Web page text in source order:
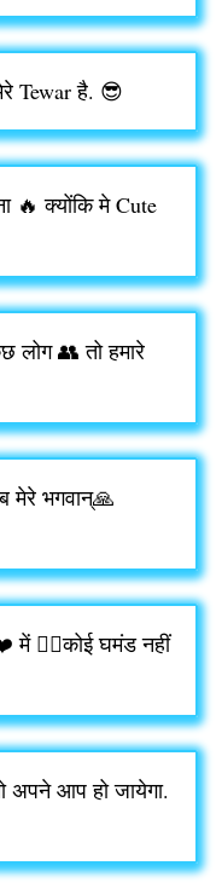
Tewar है. 😎
🔥 क्योंकि मे Cute
लोग 👥 तो हमारे
मेरे भगवान्🙏
में 👉🏻कोई घमंड नहीं
अपने आप हो जायेगा.